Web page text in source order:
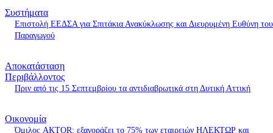
Συστήματα
Επιστολή ΕΕΔΣΑ για Σπιτάκια Ανακύκλωσης και Διευρυμένη Ευθύνη του
Παραγωγού
Αποκατάσταση
Περιβάλλοντος
Πριν από τις 15 Σεπτεμβρίου τα αντιδιαβρωτικά στη Δυτική Αττική
Οικονομία
Όμιλος AKTOR: εξαγοράζει το 75% των εταιρειών ΗΛΕΚΤΩΡ και